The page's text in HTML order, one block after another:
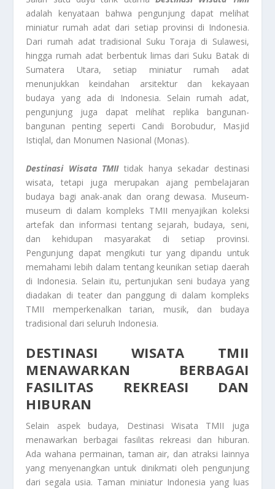
adalah kenyataan bahwa pengunjung dapat melihat
miniatur rumah adat dari setiap provinsi di Indonesia.
Dari rumah adat tradisional Suku Toraja di Sulawesi,
hingga rumah adat berbentuk limas dari Suku Batak di
Sumatera Utara, setiap miniatur rumah adat
menunjukkan keindahan arsitektur dan kekayaan
budaya yang ada di Indonesia. Selain rumah adat,
pengunjung juga dapat melihat replika bangunan-
bangunan penting seperti Candi Borobudur, Masjid
Istiqlal, dan Monumen Nasional (Monas).
Destinasi Wisata TMII tidak hanya sekadar destinasi
wisata, tetapi juga merupakan ajang pembelajaran
budaya bagi anak-anak dan orang dewasa. Museum-
museum di dalam kompleks TMII menyajikan koleksi
artefak dan informasi tentang sejarah, budaya, seni,
dan kehidupan masyarakat di setiap provinsi.
Pengunjung dapat mengikuti tur yang dipandu untuk
memahami lebih dalam tentang keunikan setiap daerah
di Indonesia. Selain itu, pertunjukan seni budaya yang
diadakan di teater dan panggung di dalam kompleks
TMII memperkenalkan tarian, musik, dan budaya
tradisional dari seluruh Indonesia.
DESTINASI WISATA TMII
MENAWARKAN BERBAGAI
FASILITAS REKREASI DAN
HIBURAN
Selain aspek budaya, Destinasi Wisata TMII
juga
menawarkan berbagai fasilitas rekreasi dan hiburan.
Ada wahana permainan, taman air, dan atraksi lainnya
yang menyenangkan untuk dinikmati oleh pengunjung
dari segala usia. Taman miniatur Indonesia yang luas